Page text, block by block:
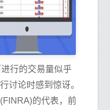
行的交易量似乎
讨论时感到惊讶。
的代表，前